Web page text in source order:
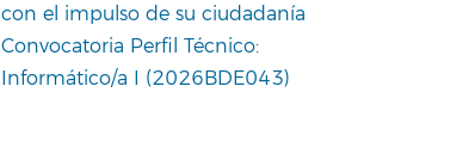
con el impulso de su ciudadanía
Convocatoria Perfil Técnico:
Informático/a I (2026BDE043)